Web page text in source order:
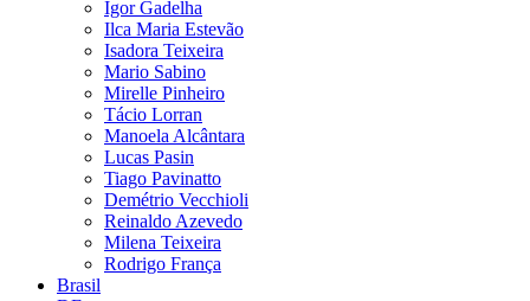
Igor Gadelha
Ilca Maria Estevão
Isadora Teixeira
Mario Sabino
Mirelle Pinheiro
Tácio Lorran
Manoela Alcântara
Lucas Pasin
Tiago Pavinatto
Demétrio Vecchioli
Reinaldo Azevedo
Milena Teixeira
Rodrigo França
Brasil